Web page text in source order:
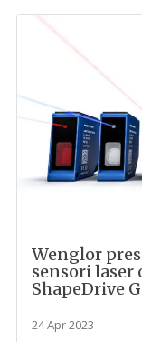
Wenglor
sensori laser
ShapeDrive
24 Apr 2023